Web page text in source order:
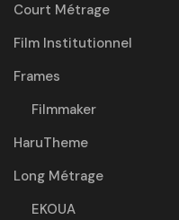
Court Métrage
Film Institutionnel
Frames
Filmmaker
HaruTheme
Long Métrage
EKOUA